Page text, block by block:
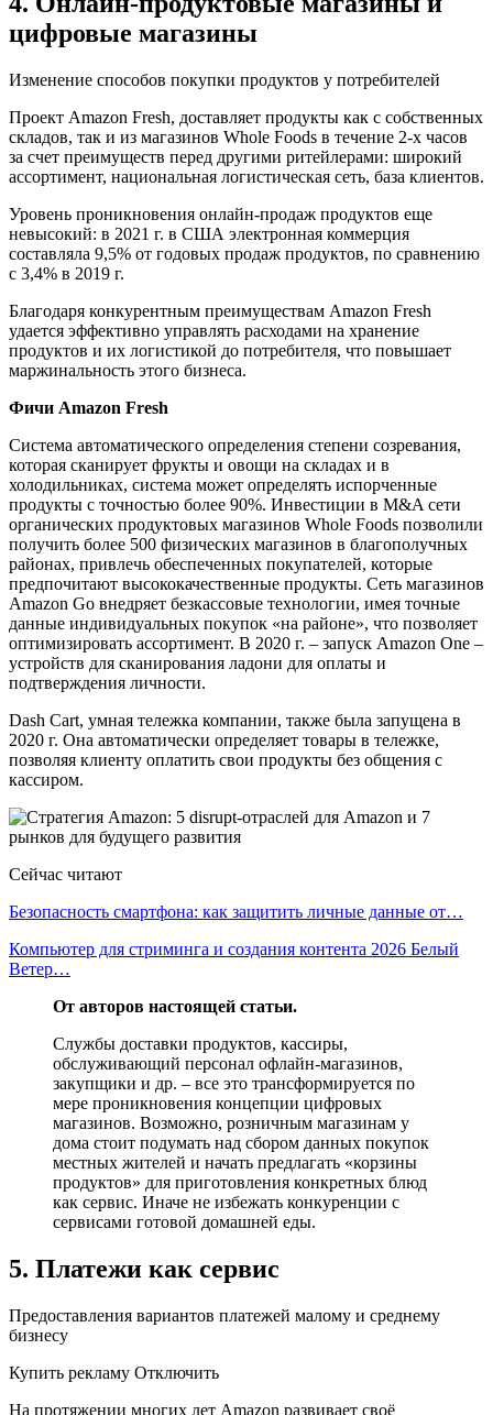
цифровые магазины
Изменение способов покупки продуктов у потребителей
Проект Amazon Fresh, доставляет продукты как с собственных
складов, так и из магазинов Whole Foods в течение 2-х часов
за счет преимуществ перед другими ритейлерами: широкий
ассортимент, национальная логистическая сеть, база клиентов.
Уровень проникновения онлайн-продаж продуктов еще
невысокий: в 2021 г. в США электронная коммерция
составляла 9,5% от годовых продаж продуктов, по сравнению
с 3,4% в 2019 г.
Благодаря конкурентным преимуществам Amazon Fresh
удается эффективно управлять расходами на хранение
продуктов и их логистикой до потребителя, что повышает
маржинальность этого бизнеса.
Фичи Amazon Fresh
Система автоматического определения степени созревания,
которая сканирует фрукты и овощи на складах и в
холодильниках, система может определять испорченные
продукты с точностью более 90%. Инвестиции в M&A сети
органических продуктовых магазинов Whole Foods позволили
получить более 500 физических магазинов в благополучных
районах, привлечь обеспеченных покупателей, которые
предпочитают высококачественные продукты. Сеть магазинов
Amazon Go внедряет безкассовые технологии, имея точные
данные индивидуальных покупок «на районе», что позволяет
оптимизировать ассортимент. В 2020 г. – запуск Amazon One –
устройств для сканирования ладони для оплаты и
подтверждения личности.
Dash Cart, умная тележка компании, также была запущена в
2020 г. Она автоматически определяет товары в тележке,
позволяя клиенту оплатить свои продукты без общения с
кассиром.
Сейчас читают
Безопасность смартфона: как защитить личные данные от…
Компьютер для стриминга и создания контента 2026 Белый
Ветер…
От авторов настоящей статьи.
Службы доставки продуктов, кассиры,
обслуживающий персонал офлайн-магазинов,
закупщики и др. – все это трансформируется по
мере проникновения концепции цифровых
магазинов. Возможно, розничным магазинам у
дома стоит подумать над сбором данных покупок
местных жителей и начать предлагать «корзины
продуктов» для приготовления конкретных блюд
как сервис. Иначе не избежать конкуренции с
сервисами готовой домашней еды.
5. Платежи как сервис
Предоставления вариантов платежей малому и среднему
бизнесу
Купить рекламу Отключить
На протяжении многих лет Amazon развивает своё